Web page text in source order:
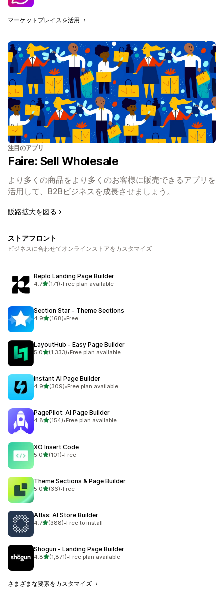
マーケットプレイスを活用
注目のアプリ
Faire: Sell Wholesale
より多くの商品をより多くのお客様に販売できるアプリを
活用して、B2Bビジネスを成長させましょう。
販路拡大を図る
ストアフロント
ビジネスに合わせてオンラインストアをカスタマイズ
Replo Landing Page Builder
4.75つ星中
(171)
合計レビュー数：171件
•Free plan available
Section Star ‑ Theme Sections
4.95つ星中
(168)
合計レビュー数：168件
•Free
LayoutHub ‑ Easy Page Builder
5.05つ星中
(1,333)
合計レビュー数：1333件
•Free plan available
Instant AI Page Builder
4.95つ星中
(309)
合計レビュー数：309件
•Free plan available
PagePilot: AI Page Builder
4.85つ星中
(154)
合計レビュー数：154件
•Free plan available
XO Insert Code
5.05つ星中
(101)
合計レビュー数：101件
•Free
Theme Sections & Page Builder
5.05つ星中
(36)
合計レビュー数：36件
•Free
Atlas: AI Store Builder
4.75つ星中
(388)
合計レビュー数：388件
•Free to install
Shogun ‑ Landing Page Builder
4.85つ星中
(1,871)
合計レビュー数：1871件
•Free plan available
さまざまな要素をカスタマイズ